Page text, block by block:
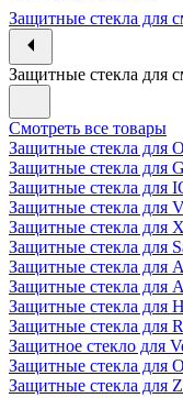
Защитные стекла для
Защитные стекла для
Смотреть все товары
Защитные стекла для
Защитные стекла для
Защитные стекла для
Защитные стекла для
Защитные стекла для
Защитные стекла для
Защитные стекла для
Защитные стекла для
Защитные стекла для
Защитные стекла для
Защитное стекло для
Защитные стекла для
Защитные стекла для